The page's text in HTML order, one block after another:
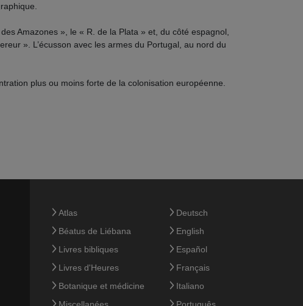
Amazones », le « R. de la Plata » et, du côté espagnol,
». L’écusson avec les armes du Portugal, au nord du
plus ou moins forte de la colonisation européenne.
Atlas
Béatus de Liébana
Livres bibliques
Livres d'Heures
Botanique et médicine
Miscellanées
Deutsch
English
Español
Français
Italiano
Português